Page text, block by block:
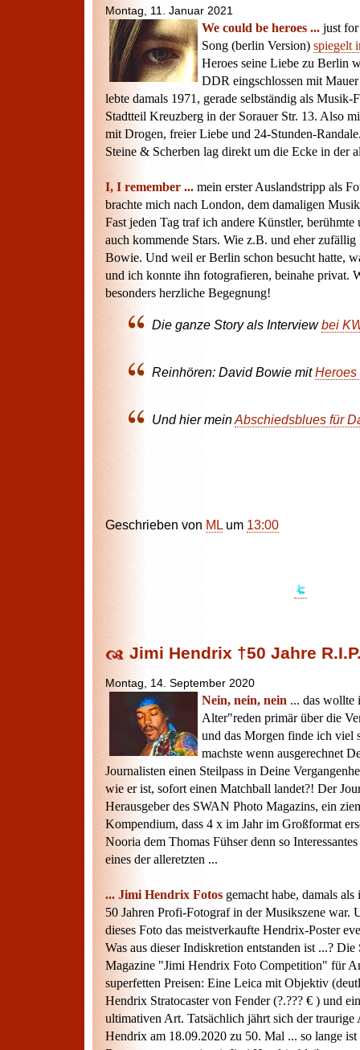
Montag, 11. Januar 2021
We could be heroes ... just
Song (berlin Version) spiegelt
Heroes seine Liebe zu Berlin
DDR eingschlossen mit
lebte damals 1971, gerade selbständig als
Stadtteil Kreuzberg in der Sorauer Str. 13. Also
mit Drogen, freier Liebe und 24-Stunden-
Steine & Scherben lag direkt um die Ecke in der
I, I remember ... mein erster Auslandstripp als
brachte mich nach London, dem damaligen
Fast jeden Tag traf ich andere Künstler, berühmte
auch kommende Stars. Wie z.B. und eher
Bowie. Und weil er Berlin schon besucht hatte,
und ich konnte ihn fotografieren, beinahe privat.
besonders herzliche Begegnung!
Die ganze Story als Interviewbei
Reinhören: David Bowie mitHeroes
Und hier meinAbschiedsblues für
Geschrieben von ML um 13:00
Jimi Hendrix †50 Jahre
Montag, 14. September 2020
Nein, nein, nein ... das wollte
Alter"reden primär über die
und das Morgen finde ich viel
machste wenn ausgerechnet
Journalisten einen Steilpass in Deine
wie er ist, sofort einen Matchball landet?! Der
Herausgeber des SWAN Photo Magazins, ein
Kompendium, dass 4 x im Jahr im Großformat
Nooria dem Thomas Fühser denn so
eines der alleretzten ...
... Jimi Hendrix Fotos gemacht habe, damals als
50 Jahren Profi-Fotograf in der Musikszene war.
dieses Foto das meistverkaufte Hendrix-Poster
Was aus dieser Indiskretion entstanden ist ...?
Magazine "Jimi Hendrix Foto Competition" für
superfetten Preisen: Eine Leica mit Objektiv
Hendrix Stratocaster von Fender (?.??? € ) und
ultimativen Art. Tatsächlich jährt sich der traurige
Hendrix am 18.09.2020 zu 50. Mal ... so lange ist